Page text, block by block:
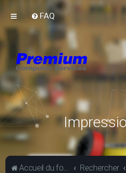
FAQ
Accueil du forum Rechercher